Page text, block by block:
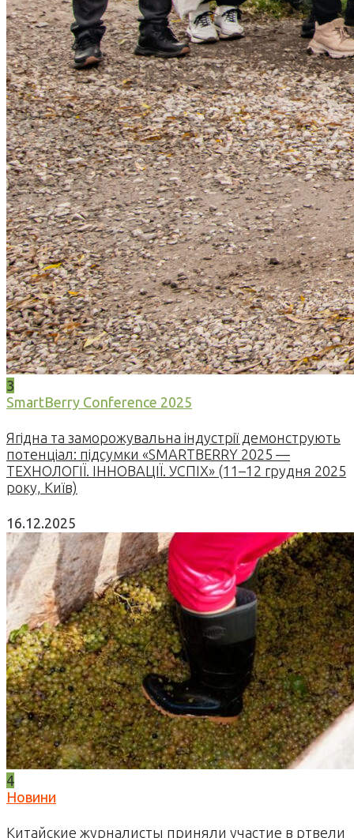
3
SmartBerry Conference 2025
Ягідна та заморожувальна індустрії демонструють
потенціал: підсумки «SMARTBERRY 2025 —
ТЕХНОЛОГІЇ. ІННОВАЦІЇ. УСПІХ» (11–12 грудня 2025
року, Київ)
16.12.2025
4
Новини
Китайские журналисты приняли участие в ртвели